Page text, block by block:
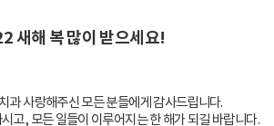
새해 복 많이 받으세요!
과 사랑해주신 모든 분들에게 감사드립니다.
고, 모든 일들이 이루어지는 한 해가 되길 바랍니다.